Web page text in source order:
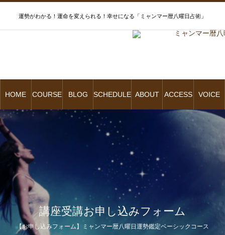
運勢がわかる！運命を変えられる！幸せになる「ミャンマー暦八曜日占術」
HOME COURSE BLOG SCHEDULE ABOUT ACCESS VOICE
講座受講お申し込みフォーム
【お申し込みフォーム】ミャンマー暦八曜日運勢鑑定ベーシックコース